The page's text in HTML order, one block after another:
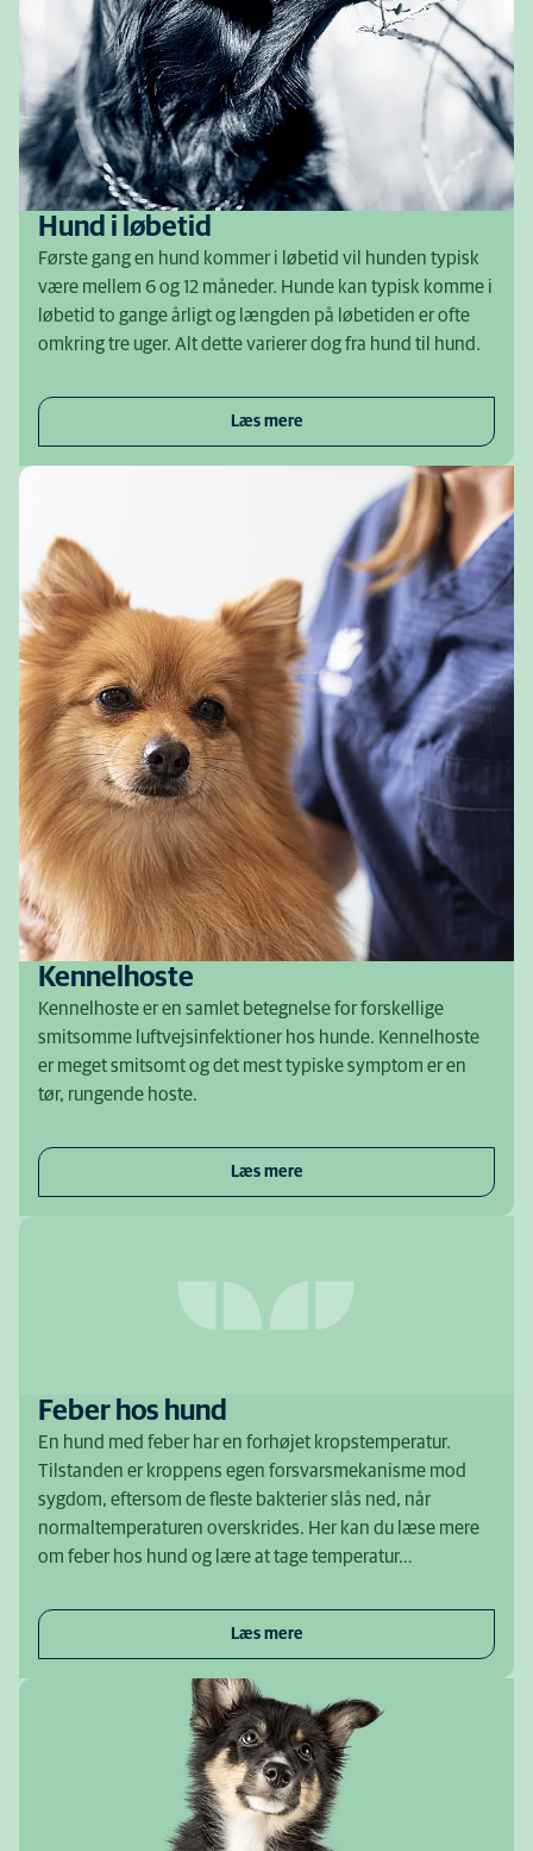
Hund i løbetid
Første gang en hund kommer i løbetid vil hunden typisk
være mellem 6 og 12 måneder. Hunde kan typisk komme i
løbetid to gange årligt og længden på løbetiden er ofte
omkring tre uger. Alt dette varierer dog fra hund til hund.
Læs mere
Kennelhoste
Kennelhoste er en samlet betegnelse for forskellige
smitsomme luftvejsinfektioner hos hunde. Kennelhoste
er meget smitsomt og det mest typiske symptom er en
tør, rungende hoste.
Læs mere
Feber hos hund
En hund med feber har en forhøjet kropstemperatur.
Tilstanden er kroppens egen forsvarsmekanisme mod
sygdom, eftersom de fleste bakterier slås ned, når
normaltemperaturen overskrides. Her kan du læse mere
om feber hos hund og lære at tage temperatur…
Læs mere